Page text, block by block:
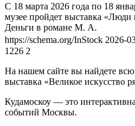
С 18 марта 2026 года по 18
музее пройдет выставка
Деньги в романе М. А.
https://schema.org/InStock 2026-
1226 2
На нашем сайте вы найдете
выставка «Великое искусство
Кудамоскоу — это
событий Москвы.